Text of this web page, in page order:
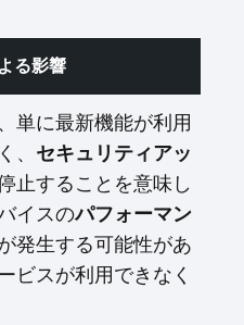
る影響
単に最新機能が利用
セキュリティアッ
止することを意味し
イスのパフォーマン
発生する可能性があ
ビスが利用できなく